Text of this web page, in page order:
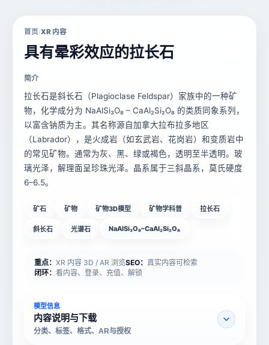
首页/XR 内容
具有晕彩效应的拉长石​
简介
拉长石是斜长石（Plagioclase Feldspar）家族中的一种矿
物，化学成分为 ​​NaAlSi₃O₈ – CaAl₂Si₂O₈​​ 的类质同象系列，
以富含钠质为主。其名称源自加拿大拉布拉多地区
（Labrador），是火成岩（如玄武岩、花岗岩）和变质岩中
的常见矿物。通常为灰、黑、绿或褐色，透明至半透明。玻
璃光泽，解理面呈珍珠光泽。晶系​​属于三斜晶系，莫氏硬度
6–6.5。
矿石 矿物 矿物3D模型 矿物学科普 拉长石​
斜长石 ​​光谱石 NaAlSi₃O₈–CaAl₂Si₂O₈
重点： XR 内容 3D / AR 浏览SEO： 真实内容可检索
闭环： 看内容、登录、充值、解锁
模型信息
内容说明与下载
分类、标签、格式、AR与授权